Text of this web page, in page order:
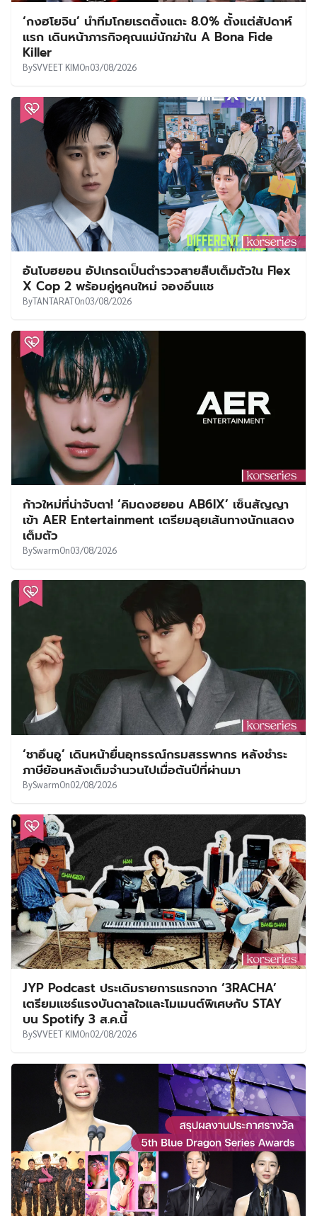
‘กงฮโยจิน’ นำทีมโกยเรตติ้งแตะ 8.0% ตั้งแต่สัปดาห์
แรก เดินหน้าภารกิจคุณแม่นักฆ่าใน A Bona Fide
Killer
BySVVEET KIMOn03/08/2026
อันโบฮยอน อัปเกรดเป็นตำรวจสายสืบเต็มตัวใน Flex
X Cop 2 พร้อมคู่หูคนใหม่ จองอึนแช
ByTANTARATOn03/08/2026
ก้าวใหม่ที่น่าจับตา! ‘คิมดงฮยอน AB6IX’ เซ็นสัญญา
เข้า AER Entertainment เตรียมลุยเส้นทางนักแสดง
เต็มตัว
BySwarmOn03/08/2026
‘ชาอึนอู’ เดินหน้ายื่นอุทธรณ์กรมสรรพากร หลังชำระ
ภาษีย้อนหลังเต็มจำนวนไปเมื่อต้นปีที่ผ่านมา
BySwarmOn02/08/2026
JYP Podcast ประเดิมรายการแรกจาก ‘3RACHA’
เตรียมแชร์แรงบันดาลใจและโมเมนต์พิเศษกับ STAY
บน Spotify 3 ส.ค.นี้
BySVVEET KIMOn02/08/2026